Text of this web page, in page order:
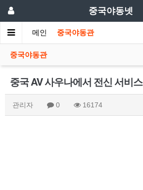
중국야동넷
메인 중국야동관
중국야동관
중국 AV 사우나에서 전신 서비스
관리자 0 16174